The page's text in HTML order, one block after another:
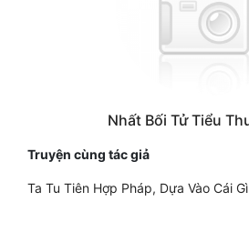
Nhất Bối Tử Tiểu
Truyện cùng tác giả
Ta Tu Tiên Hợp Pháp, Dựa Vào Cái